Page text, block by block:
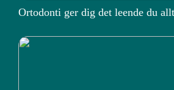
Ortodonti ger dig det leende du